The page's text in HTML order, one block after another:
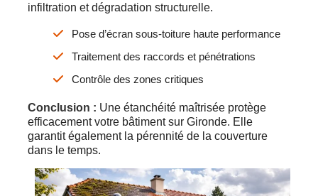
infiltration et dégradation structurelle.
Pose d’écran sous-toiture haute performance
Traitement des raccords et pénétrations
Contrôle des zones critiques
Conclusion : Une étanchéité maîtrisée protège
efficacement votre bâtiment sur Gironde. Elle
garantit également la pérennité de la couverture
dans le temps.